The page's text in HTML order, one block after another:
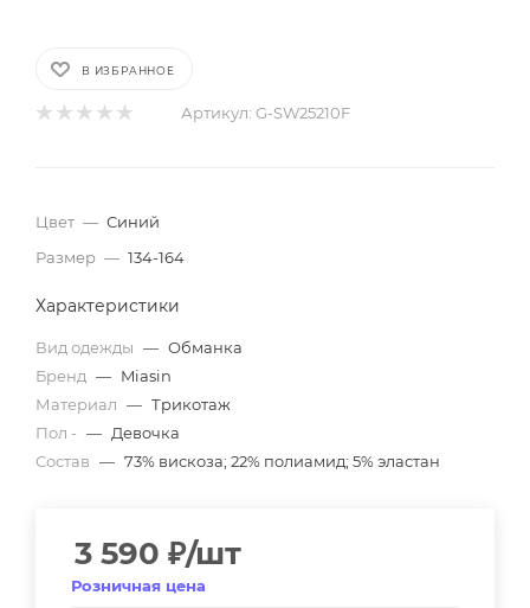
В ИЗБРАННОЕ
Артикул: G-SW25210F
Цвет — Синий
Размер — 134-164
Характеристики
Вид одежды — Обманка
Бренд — Miasin
Материал — Трикотаж
Пол - — Девочка
Состав — 73% вискоза; 22% полиамид; 5% эластан
3 590 ₽/шт
Розничная цена